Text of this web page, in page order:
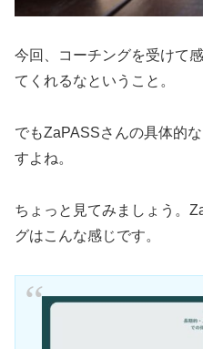
今回、コーチングを受けて
てくれるなということ。
でもZaPASSさんの具体的
すよね。
ちょっと見てみましょう。
グはこんな感じです。